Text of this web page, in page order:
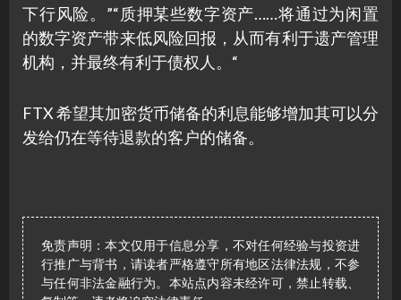
下行风险。”“质押某些数字资产……将通过为闲置
的数字资产带来低风险回报，从而有利于遗产管理
机构，并最终有利于债权人。“
FTX 希望其加密货币储备的利息能够增加其可以分
发给仍在等待退款的客户的储备。
免责声明：本文仅用于信息分享，不对任何经验与投资进
行推广与背书，请读者严格遵守所有地区法律法规，不参
与任何非法金融行为。本站点内容未经许可，禁止转载、